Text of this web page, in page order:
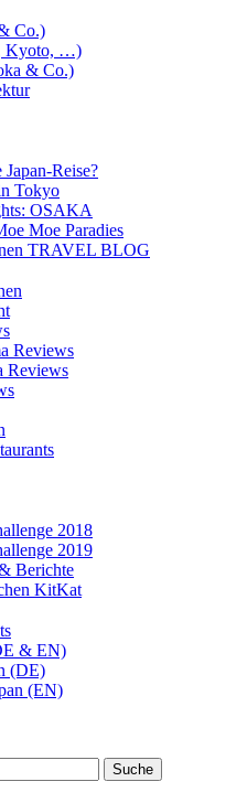
Co.)
Kyoto, …)
& Co.)
Japan-Reise?
Tokyo
OSAKA
Moe Paradies
TRAVEL BLOG
Reviews
Reviews
2018
2019
Berichte
KitKat
& EN)
(DE)
(EN)